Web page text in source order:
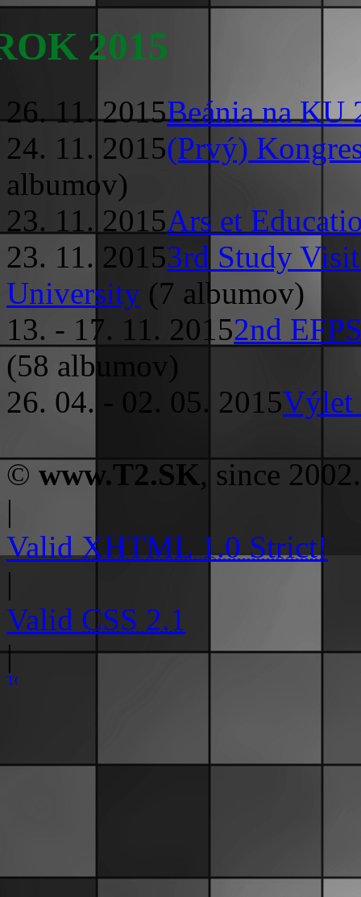
2015
26. 11. 2015Beánia na KU
24. 11. 2015(Prvý)
albumov)
23. 11. 2015Ars et
23. 11. 20153rd Study
University (7 albumov)
13. - 17. 11. 20152nd
(58 albumov)
26. 04. - 02. 05. 2015Výlet
© www.T2.SK, since 2002.
|
ValidXHTML 1.0 Strict!
|
Valid CSS 2.1
|